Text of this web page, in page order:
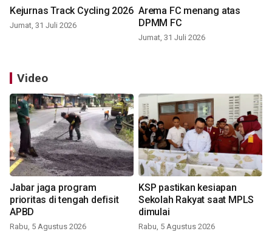
Kejurnas Track Cycling 2026
Jumat, 31 Juli 2026
Arema FC menang atas
DPMM FC
Jumat, 31 Juli 2026
Video
Jabar jaga program
prioritas di tengah defisit
APBD
Rabu, 5 Agustus 2026
KSP pastikan kesiapan
Sekolah Rakyat saat MPLS
dimulai
Rabu, 5 Agustus 2026